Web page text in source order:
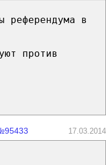
референдума в
против
17.03.2014